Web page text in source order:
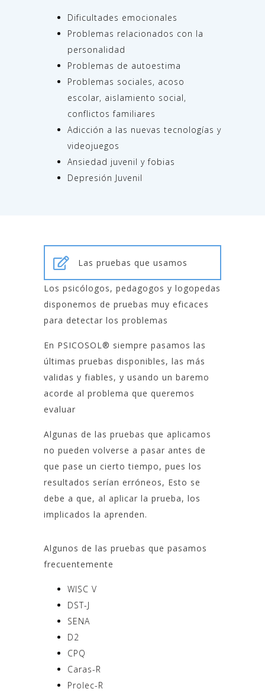
Dificultades emocionales
Problemas relacionados con la
personalidad
Problemas de autoestima
Problemas sociales, acoso
escolar, aislamiento social,
conflictos familiares
Adicción a las nuevas tecnologías y
videojuegos
Ansiedad juvenil y fobias
Depresión Juvenil
Las pruebas que usamos
Los psicólogos, pedagogos y logopedas
disponemos de pruebas muy eficaces
para detectar los problemas
En PSICOSOL® siempre pasamos las
últimas pruebas disponibles, las más
validas y fiables, y usando un baremo
acorde al problema que queremos
evaluar
Algunas de las pruebas que aplicamos
no pueden volverse a pasar antes de
que pase un cierto tiempo, pues los
resultados serían erróneos, Esto se
debe a que, al aplicar la prueba, los
implicados la aprenden.
Algunos de las pruebas que pasamos
frecuentemente
WISC V
DST-J
SENA
D2
CPQ
Caras-R
Prolec-R